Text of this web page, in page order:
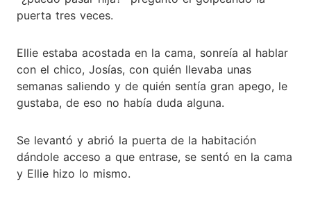
puerta tres veces.
Ellie estaba acostada en la cama, sonreía al hablar
con el chico, Josías, con quién llevaba unas
semanas saliendo y de quién sentía gran apego, le
gustaba, de eso no había duda alguna.
Se levantó y abrió la puerta de la habitación
dándole acceso a que entrase, se sentó en la cama
y Ellie hizo lo mismo.